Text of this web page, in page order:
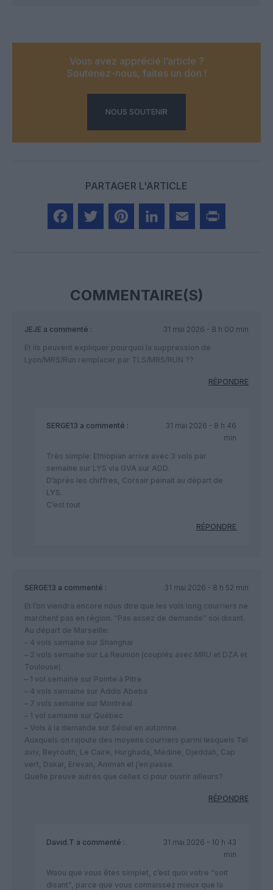
Vous avez apprécié l’article ?
Soutenez-nous, faites un don !
NOUS SOUTENIR
PARTAGER L'ARTICLE
COMMENTAIRE(S)
JEJE a commenté :
31 mai 2026 - 8 h 00 min
Et ils peuvent expliquer pourquoi la suppression de
Lyon/MRS/Run remplacer par TLS/MRS/RUN ??
RÉPONDRE
SERGE13 a commenté :
31 mai 2026 - 8 h 46
min
Très simple: Ethiopian arrive avec 3 vols par
semaine sur LYS via GVA sur ADD.
D’après les chiffres, Corsair peinait au départ de
LYS.
C’est tout
RÉPONDRE
SERGE13 a commenté :
31 mai 2026 - 8 h 52 min
Et l’on viendra encore nous dire que les vols long courriers ne
marchent pas en région. “Pas assez de demande” soi disant.
Au départ de Marseille:
– 4 vols semaine sur Shanghai
– 2 vols semaine sur La Reunion (couplés avec MRU et DZA et
Toulouse)
– 1 vol semaine sur Pointe à Pitre
– 4 vols semaine sur Addis Abeba
– 7 vols semaine sur Montréal
– 1 vol semaine sur Québec
– Vols à la demande sur Séoul en automne.
Auxquels on rajoute des moyens courriers parmi lesquels Tel
aviv, Beyrouth, Le Caire, Hurghada, Médine, Djeddah, Cap
vert, Dakar, Erevan, Amman et j’en passe.
Quelle preuve autres que celles ci pour ouvrir ailleurs?
RÉPONDRE
David.T a commenté :
31 mai 2026 - 10 h 43
min
Waou que vous êtes simplet, c’est quoi votre “soit
disant”, parce que vous connaissez mieux que la